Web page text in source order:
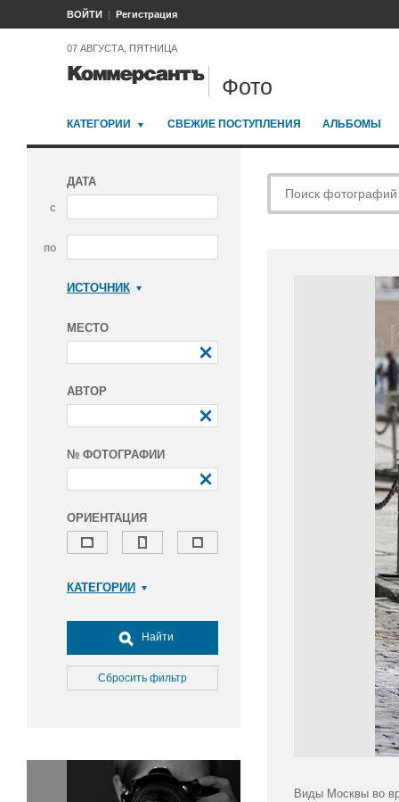
ВОЙТИ Регистрация
07 АВГУСТА, ПЯТНИЦА
Фото
КАТЕГОРИИ СВЕЖИЕ ПОСТУПЛЕНИЯ АЛЬБОМЫ
ДАТА
с
по
ИСТОЧНИК
МЕСТО
АВТОР
№ ФОТОГРАФИИ
ОРИЕНТАЦИЯ
КАТЕГОРИИ
Досуг, туризм и отдых
Культура
Медицина
Окружающая среда
Политика
Найти
Сбросить фильтр
Виды Москвы во